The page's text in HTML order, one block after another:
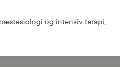
og intensiv terapi,